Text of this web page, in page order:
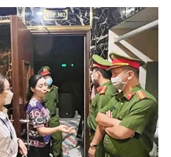
video
Thể thao
động sản